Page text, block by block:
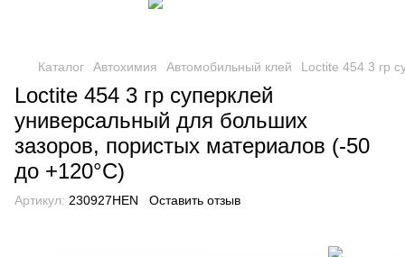
Каталог Автохимия Автомобильный клей Loctite 454 3 гр
Loctite 454 3 гр суперклей
универсальный для больших
зазоров, пористых материалов (-50
до +120°С)
Артикул: 230927HEN Оставить отзыв